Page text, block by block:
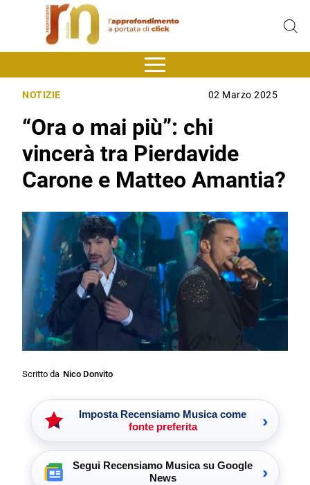
NOTIZIE 02 Marzo 2025
“Ora o mai più”: chi
vincerà tra Pierdavide
Carone e Matteo Amantia?
Scritto da Nico Donvito
Imposta Recensiamo Musica come
fonte preferita
›
Segui Recensiamo Musica su Google
News
›